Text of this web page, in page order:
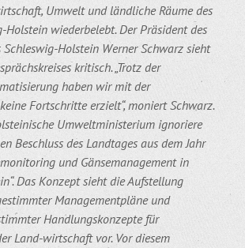
Umwelt und ländliche Räume des
Holstein wiederbelebt. Der Präsident des
Schleswig-Holstein Werner Schwarz sieht
kritisch. „Trotz der
haben wir mit der
Fortschritte erzielt“, moniert Schwarz.
Umweltministerium ignoriere
Beschluss des Landtages aus dem Jahr
und Gänsemanagement in
Das Konzept sieht die Aufstellung
Managementpläne und
Handlungskonzepte für
Land-wirtschaft vor. Vor diesem